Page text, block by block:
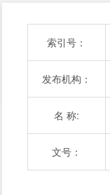
索引号：
发布机构：
名 称:
文号：